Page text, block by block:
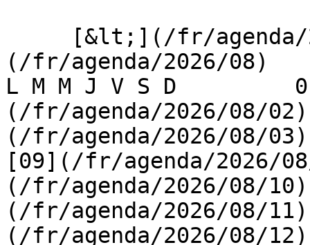
(/fr/agenda/2026/08)
L M M J V S D
(/fr/agenda/2026/08/
(/fr/agenda/2026/08/
[09](/fr/agenda/2026/
(/fr/agenda/2026/08/
(/fr/agenda/2026/08/
(/fr/agenda/2026/08/